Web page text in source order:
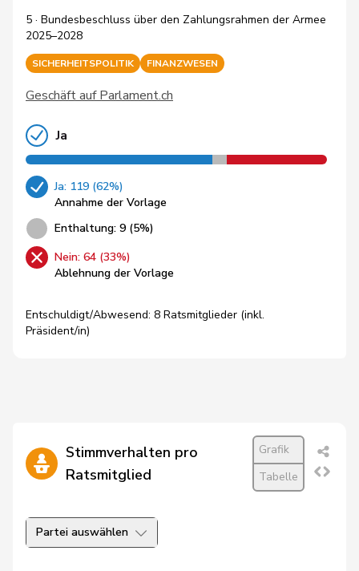
5 · Bundesbeschluss über den Zahlungsrahmen der Armee
2025–2028
SICHERHEITSPOLITIK FINANZWESEN
Geschäft auf Parlament.ch
Ja
Ja: 119 (62%)
Annahme der Vorlage
Enthaltung: 9 (5%)
Nein: 64 (33%)
Ablehnung der Vorlage
Entschuldigt/Abwesend: 8 Ratsmitglieder (inkl.
Präsident/in)
Stimmverhalten pro
Ratsmitglied
Grafik
Tabelle
Partei auswählen